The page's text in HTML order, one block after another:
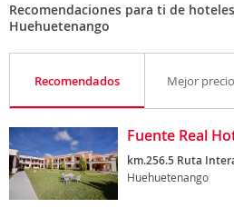
Recomendaciones para ti de
Huehuetenango
Recomendados Mejor precio
Fuente Real
km.256.5 Ruta
Huehuetenango